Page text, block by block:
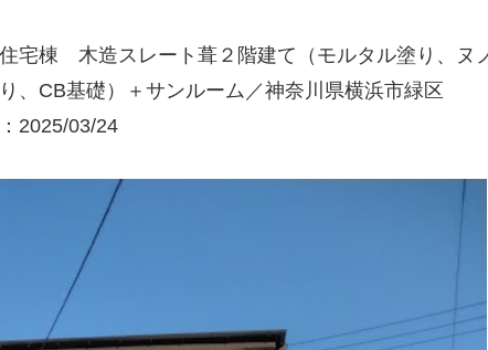
宅棟 木造スレート葺２階建て（モルタル塗り、
、CB基礎）＋サンルーム／神奈川県横浜市緑区
2025/03/24